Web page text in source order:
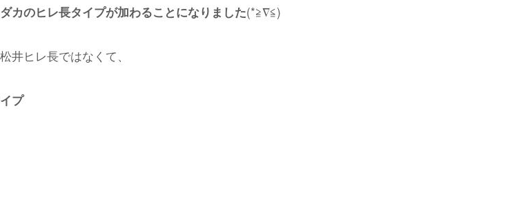
カのヒレ長タイプが加わることになりました(*≧︎∇︎≦︎)
井ヒレ長ではなくて、
プ